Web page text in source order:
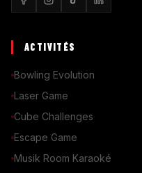
ACTIVITÉS
Bowling Evolution
Laser Game
Cube Challenges
Escape Game
Musik Room Karaoké